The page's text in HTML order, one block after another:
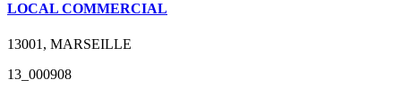
LOCAL COMMERCIAL
13001, MARSEILLE
13_000908